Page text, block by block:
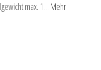
max. 1… Mehr